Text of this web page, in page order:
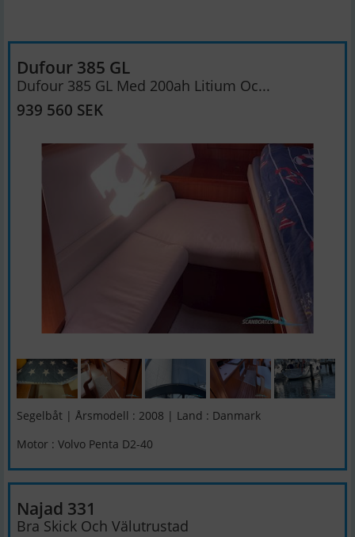
Dufour 385 GL
Dufour 385 GL Med 200ah Litium Oc...
939 560 SEK
Segelbåt | Årsmodell : 2008 | Land : Danmark
Motor : Volvo Penta D2-40
Najad 331
Bra Skick Och Välutrustad